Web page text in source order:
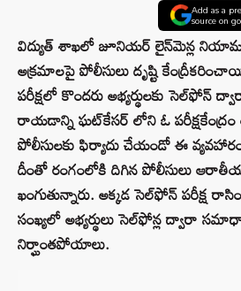
Add as a
source on
విద్యుత్ శాఖలో జూనియర్‌ లైన్‌మెన్ల
అక్రమాలపై పోలీసులు దృష్టి
పరీక్షలో కొందరు అభ్యర్థులకు సెల్‌ఫోన్‌
రాయడాన్ని ఘట్‌కేసర్‌ లోని ఓ పరీక్షకేంద్రం
పోలీసులకు ఫిర్యాదు చేయండో ఈ
దీంతో రంగంలోకి దిగిన పోలీసులు
ఖంగుతున్నారు. అక్కడ సెల్‌ఫోన్‌ పరీక్ష
సంఖ్యలో అభ్యర్థులు సెల్‌ఫోన్ల ద్వారా
నిర్ఘాంతపోయాలు.